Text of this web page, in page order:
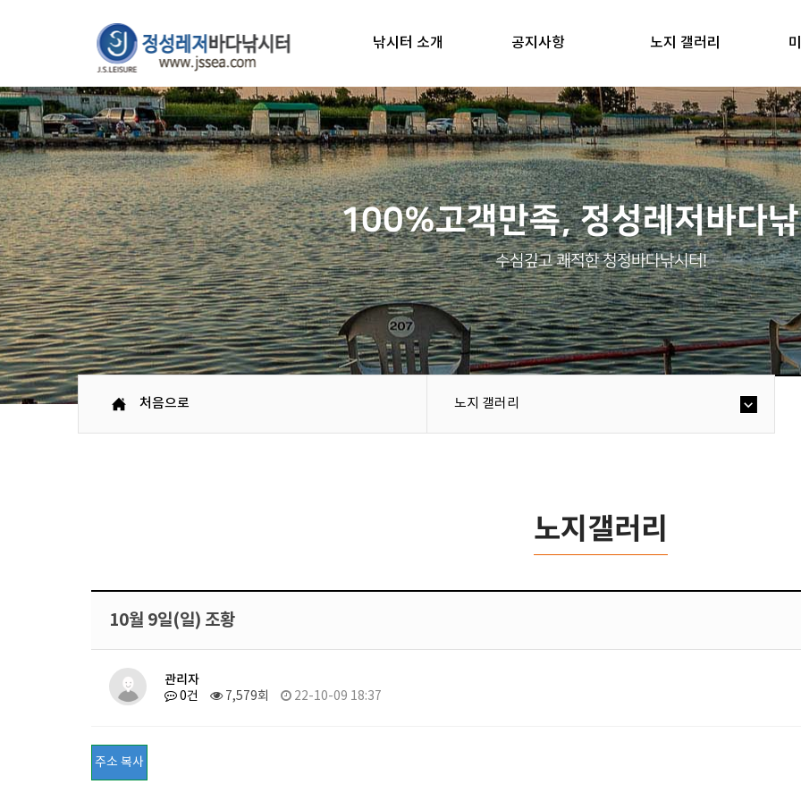
낚시터 소개 공지사항 노지 갤러리
100%고객만족, 정성레저바다
수심깊고 쾌적한 청정바다낚시터!
처음으로 노지 갤러리
노지갤러리
10월 9일(일) 조황
관리자
0건 7,579회 22-10-09 18:37
주소 복사